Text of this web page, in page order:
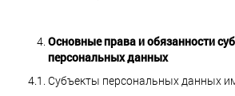
Основные права и обязанности
персональных данных
4.1. Субъекты персональных данных